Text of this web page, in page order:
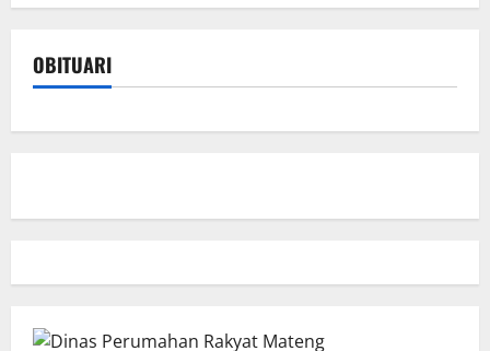
OBITUARI